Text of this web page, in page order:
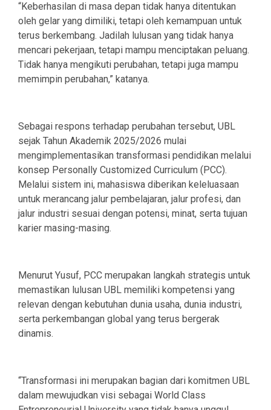
“Keberhasilan di masa depan tidak hanya ditentukan
oleh gelar yang dimiliki, tetapi oleh kemampuan untuk
terus berkembang. Jadilah lulusan yang tidak hanya
mencari pekerjaan, tetapi mampu menciptakan peluang.
Tidak hanya mengikuti perubahan, tetapi juga mampu
memimpin perubahan,” katanya.
Sebagai respons terhadap perubahan tersebut, UBL
sejak Tahun Akademik 2025/2026 mulai
mengimplementasikan transformasi pendidikan melalui
konsep Personally Customized Curriculum (PCC).
Melalui sistem ini, mahasiswa diberikan keleluasaan
untuk merancang jalur pembelajaran, jalur profesi, dan
jalur industri sesuai dengan potensi, minat, serta tujuan
karier masing-masing.
Menurut Yusuf, PCC merupakan langkah strategis untuk
memastikan lulusan UBL memiliki kompetensi yang
relevan dengan kebutuhan dunia usaha, dunia industri,
serta perkembangan global yang terus bergerak
dinamis.
“Transformasi ini merupakan bagian dari komitmen UBL
dalam mewujudkan visi sebagai World Class